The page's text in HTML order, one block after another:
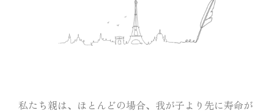
私たち親は、ほとんどの場合、我が子より先に寿命が